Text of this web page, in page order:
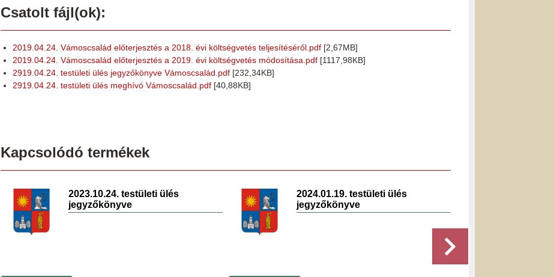
Csatolt fájl(ok):
2019.04.24. Vámoscsalád előterjesztés a 2018. évi költségvetés teljesítéséről.pdf [2,67MB]
2019.04.24. Vámoscsalád előterjesztés a 2019. évi költségvetés módosítása.pdf [1117,98KB]
2919.04.24. testületi ülés jegyzőkönyve Vámoscsalád.pdf [232,34KB]
2919.04.24. testületi ülés meghívó Vámoscsalád.pdf [40,88KB]
Kapcsolódó termékek
2023.10.24. testületi ülés
jegyzőkönyve
2024.01.19. testületi ülés
jegyzőkönyve